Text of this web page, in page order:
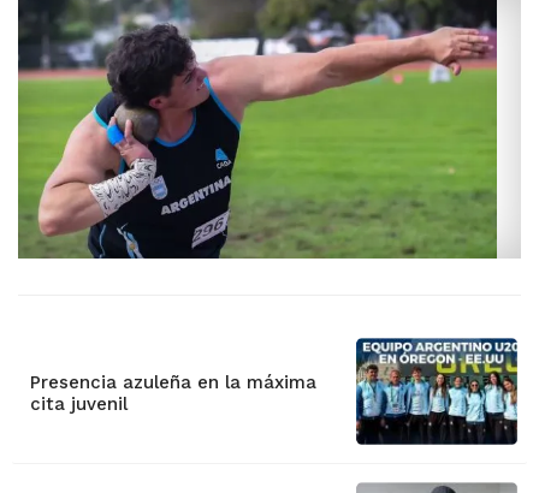
Presencia azuleña en la máxima
cita juvenil